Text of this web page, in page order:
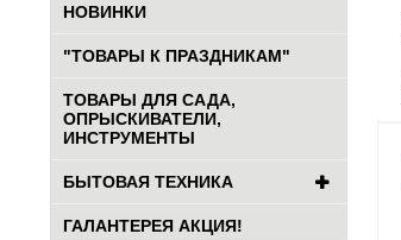
НОВИНКИ
"ТОВАРЫ К ПРАЗДНИКАМ"
ТОВАРЫ ДЛЯ САДА,
ОПРЫСКИВАТЕЛИ,
ИНСТРУМЕНТЫ
БЫТОВАЯ ТЕХНИКА
ГАЛАНТЕРЕЯ АКЦИЯ!